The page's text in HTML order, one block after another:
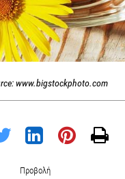
www.bigstockphoto.com
Προβολή